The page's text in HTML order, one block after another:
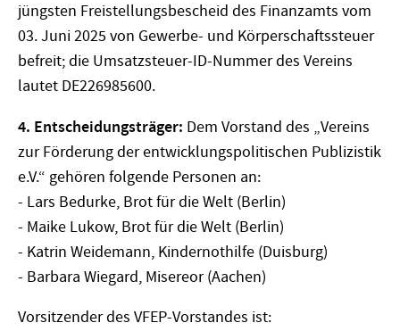
jüngsten Freistellungsbescheid des Finanzamts vom
03. Juni 2025 von Gewerbe- und Körperschaftssteuer
befreit; die Umsatzsteuer-ID-Nummer des Vereins
lautet DE226985600.
4. Entscheidungsträger: Dem Vorstand des „Vereins
zur Förderung der entwicklungspolitischen Publizistik
e.V.“ gehören folgende Personen an:
- Lars Bedurke, Brot für die Welt (Berlin)
- Maike Lukow, Brot für die Welt (Berlin)
- Katrin Weidemann, Kindernothilfe (Duisburg)
- Barbara Wiegard, Misereor (Aachen)
Vorsitzender des VFEP-Vorstandes ist: